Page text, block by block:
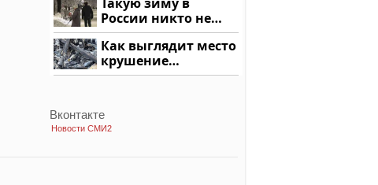
России никто не
ждал: как так?!
Как выглядит место
крушение
вертолета на
Вконтакте
Новости СМИ2